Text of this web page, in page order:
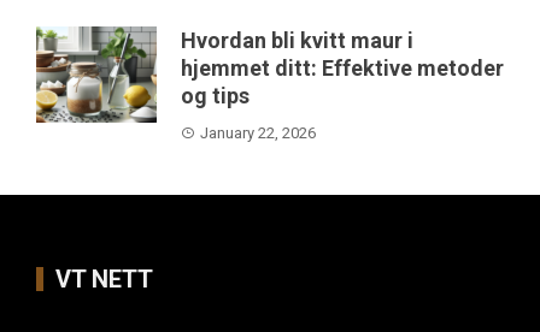
Hvordan bli kvitt maur i
hjemmet ditt: Effektive metoder
og tips
January 22, 2026
VT NETT